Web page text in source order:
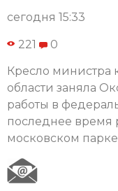
сегодня 15:33
221 0
Кресло министра
области заняла
работы в
последнее время
московском